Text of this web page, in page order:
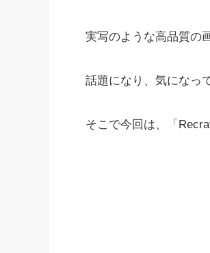
実写のような高品質の
話題になり、気になっ
そこで今回は、「